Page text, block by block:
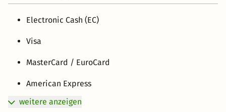
Electronic Cash (EC)
Visa
MasterCard / EuroCard
American Express
weitere anzeigen